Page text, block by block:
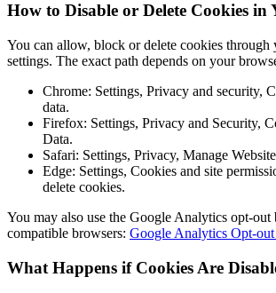
How to Disable or Delete Cookies in
You can allow, block or delete cookies through
settings. The exact path depends on your
Chrome: Settings, Privacy and security,
data.
Firefox: Settings, Privacy and Security,
Data.
Safari: Settings, Privacy, Manage
Edge: Settings, Cookies and site
delete cookies.
You may also use the Google Analytics opt-out
compatible browsers: Google Analytics Opt-
What Happens if Cookies Are